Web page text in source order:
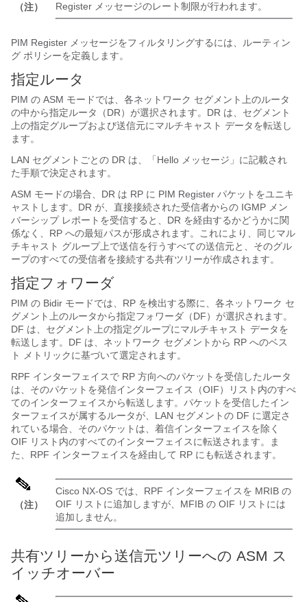
（注）
Register メッセージのレート制限が行われます。
PIM Register メッセージをフィルタリングするには、ルーティン
グ ポリシーを定義します。
指定ルータ
PIM の ASM モードでは、各ネットワーク セグメント上のルータ
の中から指定ルータ（DR）が選択されます。DR は、セグメント
上の指定グループおよび送信元にマルチキャスト データを転送し
ます。
LAN セグメントごとの DR は、「Hello メッセージ」に記載され
た手順で決定されます。
ASM モードの場合、DR は RP に PIM Register パケットをユニキ
ャストします。DR が、直接接続された受信者からの IGMP メン
バーシップ レポートを受信すると、DR を経由するかどうかに関
係なく、RP への最短パスが形成されます。これにより、同じマル
チキャスト グループ上で送信を行うすべての送信元と、そのグル
ープのすべての受信者を接続する共有ツリーが作成されます。
指定フォワーダ
PIM の Bidir モードでは、RP を検出する際に、各ネットワーク セ
グメント上のルータから指定フォワーダ（DF）が選択されます。
DF は、セグメント上の指定グループにマルチキャスト データを
転送します。DF は、ネットワーク セグメントから RP へのベス
ト メトリックに基づいて選定されます。
RPF インターフェイスで RP 方向へのパケットを受信したルータ
は、そのパケットを発信インターフェイス（OIF）リスト内のすべ
てのインターフェイスから転送します。パケットを受信したイン
ターフェイスが属するルータが、LAN セグメントの DF に選定さ
れている場合、そのパケットは、着信インターフェイスを除く
OIF リスト内のすべてのインターフェイスに転送されます。ま
た、RPF インターフェイスを経由して RP にも転送されます。
（注）
Cisco NX-OS では、RPF インターフェイスを MRIB の
OIF リストに追加しますが、MFIB の OIF リストには
追加しません。
共有ツリーから送信元ツリーへの ASM ス
イッチオーバー